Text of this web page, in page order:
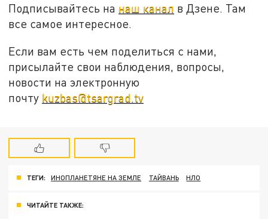
Подписывайтесь на наш канал в Дзене. Там
все самое интересное.
Если вам есть чем поделиться с нами,
присылайте свои наблюдения, вопросы,
новости на электронную
почту kuzbas@tsargrad.tv
ТЕГИ: ИНОПЛАНЕТЯНЕ НА ЗЕМЛЕ ТАЙВАНЬ НЛО
ЧИТАЙТЕ ТАКЖЕ: